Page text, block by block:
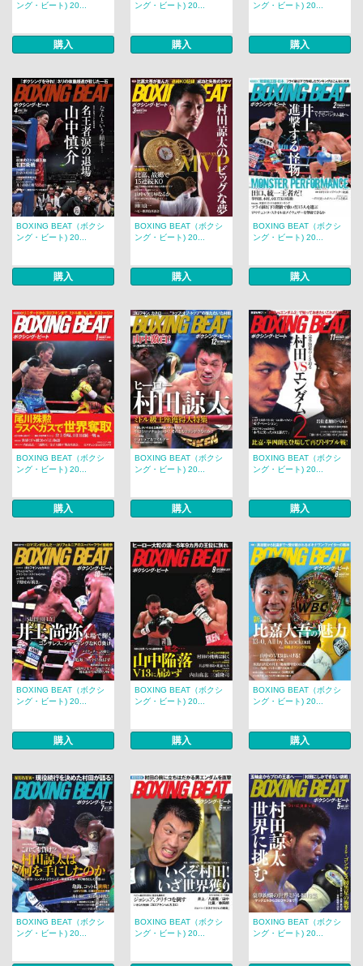
ング・ビート) 20...
購入
ング・ビート) 20...
購入
ング・ビート) 20...
購入
BOXING BEAT（ボクシ
ング・ビート) 20...
購入
BOXING BEAT（ボクシ
ング・ビート) 20...
購入
BOXING BEAT（ボクシ
ング・ビート) 20...
購入
BOXING BEAT（ボクシ
ング・ビート) 20...
購入
BOXING BEAT（ボクシ
ング・ビート) 20...
購入
BOXING BEAT（ボクシ
ング・ビート) 20...
購入
BOXING BEAT（ボクシ
ング・ビート) 20...
購入
BOXING BEAT（ボクシ
ング・ビート) 20...
購入
BOXING BEAT（ボクシ
ング・ビート) 20...
購入
BOXING BEAT（ボクシ
ング・ビート) 20...
BOXING BEAT（ボクシ
ング・ビート) 20...
BOXING BEAT（ボクシ
ング・ビート) 20...